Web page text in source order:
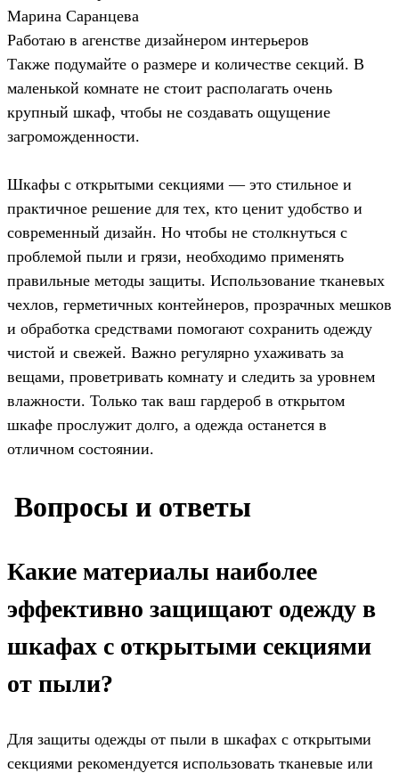
Марина Саранцева
Работаю в агенстве дизайнером интерьеров
Также подумайте о размере и количестве секций. В
маленькой комнате не стоит располагать очень
крупный шкаф, чтобы не создавать ощущение
загроможденности.
Шкафы с открытыми секциями — это стильное и
практичное решение для тех, кто ценит удобство и
современный дизайн. Но чтобы не столкнуться с
проблемой пыли и грязи, необходимо применять
правильные методы защиты. Использование тканевых
чехлов, герметичных контейнеров, прозрачных мешков
и обработка средствами помогают сохранить одежду
чистой и свежей. Важно регулярно ухаживать за
вещами, проветривать комнату и следить за уровнем
влажности. Только так ваш гардероб в открытом
шкафе прослужит долго, а одежда останется в
отличном состоянии.
️ Вопросы и ответы
Какие материалы наиболее
эффективно защищают одежду в
шкафах с открытыми секциями
от пыли?
Для защиты одежды от пыли в шкафах с открытыми
секциями рекомендуется использовать тканевые или